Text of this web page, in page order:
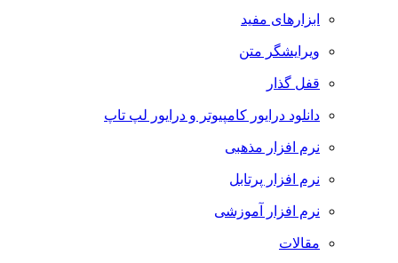
ابزارهای مفید
ویرایشگر متن
قفل گذار
دانلود درایور کامپیوتر و درایور لپ تاپ
نرم افزار مذهبی
نرم افزار پرتابل
نرم افزار آموزشی
مقالات